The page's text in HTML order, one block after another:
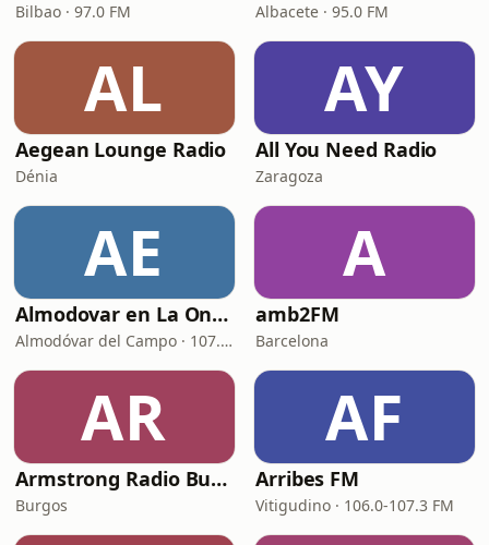
Bilbao · 97.0 FM Albacete · 95.0 FM
AL
Aegean Lounge Radio
Dénia
AY
All You Need Radio
Zaragoza
AE
Almodovar en La Onda
Almodóvar del Campo · 107.2 FM
A
amb2FM
Barcelona
AR
Armstrong Radio Burgos
Burgos
AF
Arribes FM
Vitigudino · 106.0-107.3 FM